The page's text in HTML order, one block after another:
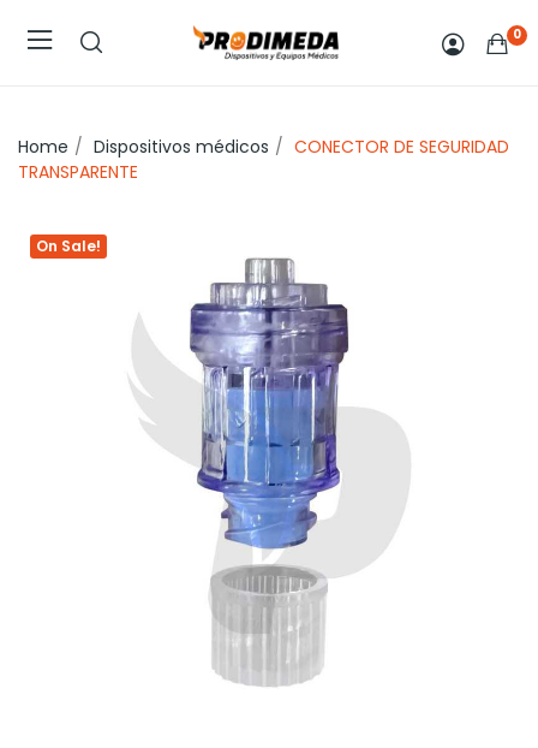
0
Home Dispositivos médicos
CONECTOR DE SEGURIDAD
TRANSPARENTE
On Sale!